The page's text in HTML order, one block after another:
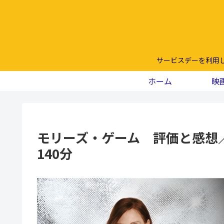
サービスデーを利用
ホーム 映
モリーズ・ゲーム 評価と感想
140分